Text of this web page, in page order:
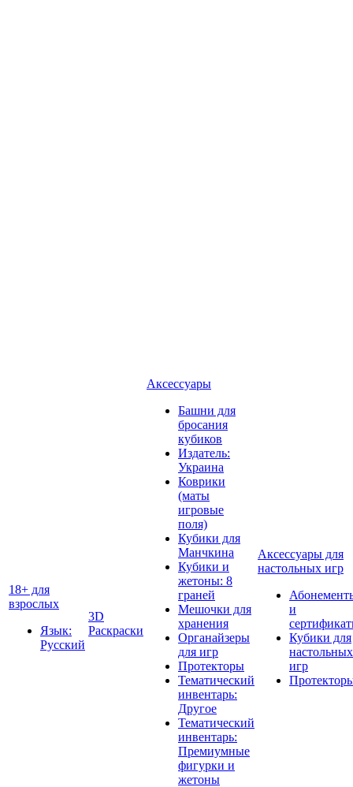
18+ для
взрослых
Язык:
Русский
3D
Раскраски
Аксессуары
Башни для
бросания
кубиков
Издатель:
Украина
Коврики
(маты
игровые
поля)
Кубики для
Манчкина
Кубики и
жетоны: 8
граней
Мешочки для
хранения
Органайзеры
для игр
Протекторы
Тематический
инвентарь:
Другое
Тематический
инвентарь:
Премиумные
фигурки и
жетоны
Аксессуары для
настольных игр
и
Кубики для
настольных
игр